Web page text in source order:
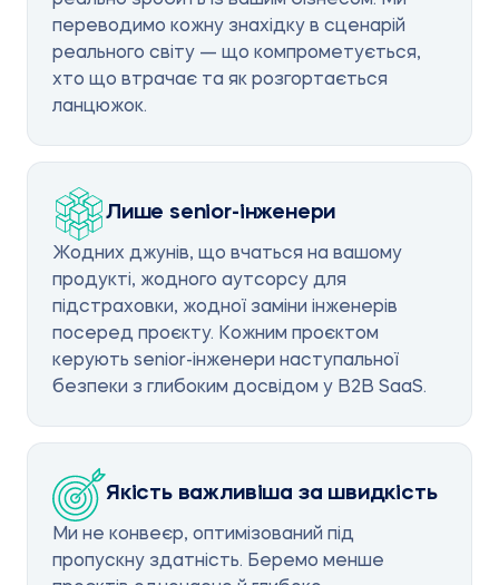
переводимо кожну знахідку в сценарій
реального світу — що компрометується,
хто що втрачає та як розгортається
ланцюжок.
Лише senior-інженери
Жодних джунів, що вчаться на вашому
продукті, жодного аутсорсу для
підстраховки, жодної заміни інженерів
посеред проєкту. Кожним проєктом
керують senior-інженери наступальної
безпеки з глибоким досвідом у B2B SaaS.
Якість важливіша за швидкість
Ми не конвеєр, оптимізований під
пропускну здатність. Беремо менше